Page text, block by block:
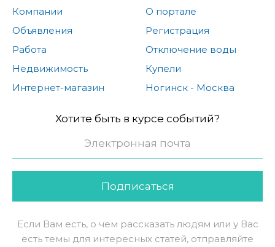
Компании
Объявления
Работа
Недвижимость
Интернет-магазин
О портале
Регистрация
Отключение воды
Купели
Ногинск - Москва
Хотите быть в курсе событий?
Подписаться
Если Вам есть, о чем рассказать людям или у Вас
есть темы для интересных статей, отправляйте